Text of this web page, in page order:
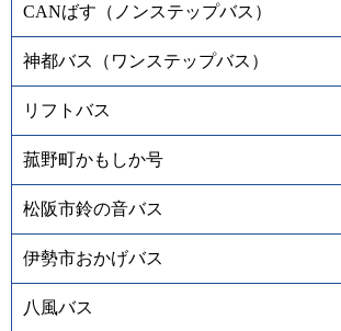
CANばす（ノンステップバス）
神都バス（ワンステップバス）
リフトバス
菰野町かもしか号
松阪市鈴の音バス
伊勢市おかげバス
八風バス